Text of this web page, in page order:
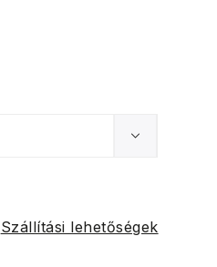
Szállítási lehetőségek